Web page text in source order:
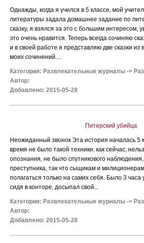
Однажды, когда я учился в 5 классе, мой
литературы задала домашнее задание по
сказку, я взялся за это с большим интересом,
это очень нравится. Теперь всегда сочиняю
и в своей работе я представляю две сказки из
моих сочинений....
Категория: Развлекательные журналы ->
Автор:
Добавлено: 2015-05-28
Питерский убийца
Неожиданный звонок Эта история началась 5
время не было такой техники, как сейчас,
опознания, не было спутникового
преступника, так что сыщикам и
полагаться только на самих себя. Было 3
сидя в конторе, досыпал свой...
Категория: Развлекательные журналы ->
Автор:
Добавлено: 2015-05-28